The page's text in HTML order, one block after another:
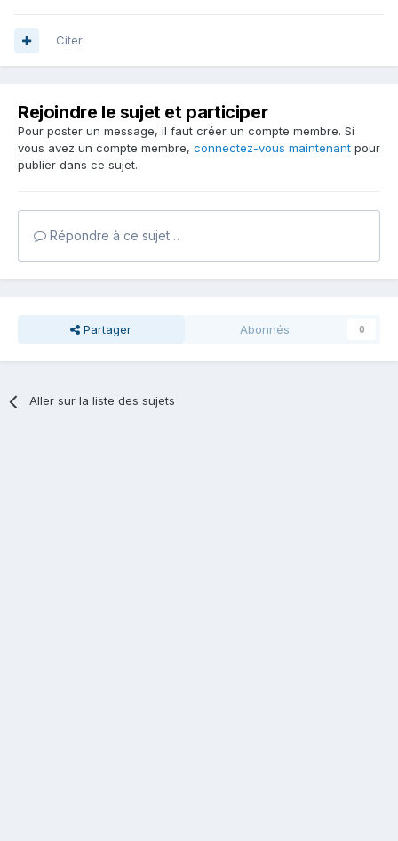
Citer
Rejoindre le sujet et participer
Pour poster un message, il faut créer un compte membre. Si
vous avez un compte membre, connectez-vous maintenant pour
publier dans ce sujet.
Répondre à ce sujet…
Partager Abonnés 0
Aller sur la liste des sujets